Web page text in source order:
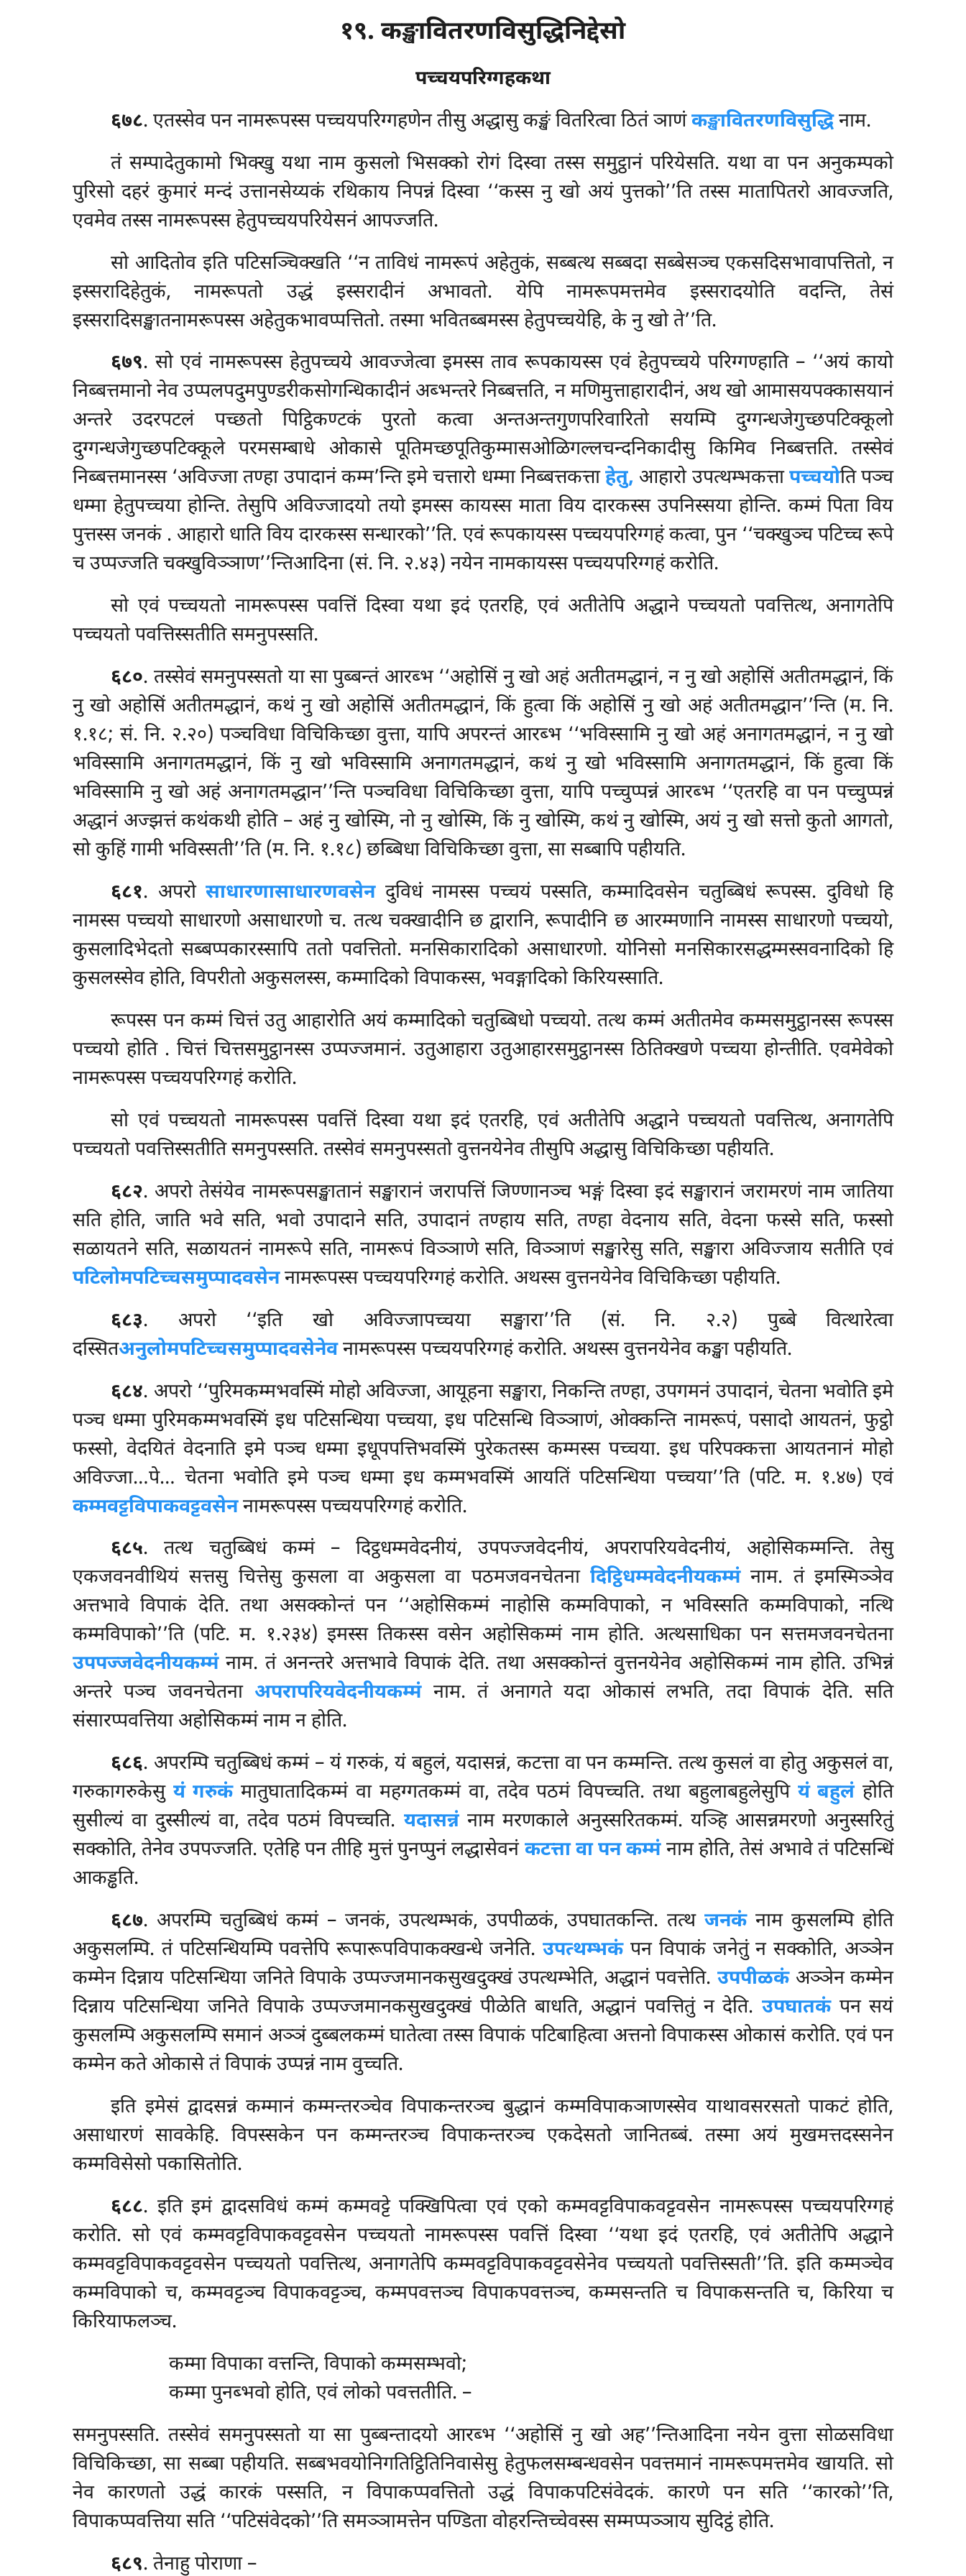
१९. कङ्खावितरणविसुद्धिनिद्देसो
पच्चयपरिग्गहकथा
६७८. एतस्सेवपन नामरूपस्स पच्चयपरिग्गहणेन तीसु अद्धासु कङ्खं वितरित्वा ठितं ञाणंकङ्खावितरणविसुद्धिनाम.
तं सम्पादेतुकामो भिक्खु यथा नाम कुसलो भिसक्को रोगं दिस्वा तस्स समुट्ठानं परियेसति. यथा वा पन अनुकम्पको
पुरिसो दहरं कुमारं मन्दं उत्तानसेय्यकं रथिकाय निपन्नं दिस्वा ‘‘कस्स नु खो अयं पुत्तको’’ति तस्स मातापितरो आवज्जति,
एवमेव तस्स नामरूपस्स हेतुपच्चयपरियेसनं आपज्जति.
सो आदितोव इति पटिसञ्चिक्खति ‘‘न ताविधं नामरूपं अहेतुकं, सब्बत्थ सब्बदा सब्बेसञ्च एकसदिसभावापत्तितो, न
इस्सरादिहेतुकं, नामरूपतो उद्धं इस्सरादीनं अभावतो. येपि नामरूपमत्तमेव इस्सरादयोति वदन्ति, तेसं
इस्सरादिसङ्खातनामरूपस्स अहेतुकभावप्पत्तितो. तस्मा भवितब्बमस्स हेतुपच्चयेहि, के नु खो ते’’ति.
६७९. सो एवं नामरूपस्स हेतुपच्चये आवज्जेत्वा इमस्स ताव रूपकायस्स एवं हेतुपच्चये परिग्गण्हाति – ‘‘अयं कायो
निब्बत्तमानो नेव उप्पलपदुमपुण्डरीकसोगन्धिकादीनं अब्भन्तरे निब्बत्तति, न मणिमुत्ताहारादीनं, अथ खो आमासयपक्कासयानं
अन्तरे उदरपटलं पच्छतो पिट्ठिकण्टकं पुरतो कत्वा अन्तअन्तगुणपरिवारितो सयम्पि दुग्गन्धजेगुच्छपटिक्कूलो
दुग्गन्धजेगुच्छपटिक्कूले परमसम्बाधे ओकासे पूतिमच्छपूतिकुम्मासओळिगल्लचन्दनिकादीसु किमिव निब्बत्तति. तस्सेवं
निब्बत्तमानस्स ‘अविज्जा तण्हा उपादानं कम्म’न्ति इमे चत्तारो धम्मा निब्बत्तकत्ताहेतु, आहारो उपत्थम्भकत्तापच्चयोति पञ्च
धम्मा हेतुपच्चया होन्ति. तेसुपि अविज्जादयो तयो इमस्स कायस्स माता विय दारकस्स उपनिस्सया होन्ति. कम्मं पिता विय
पुत्तस्स जनकं . आहारो धाति विय दारकस्स सन्धारको’’ति. एवं रूपकायस्स पच्चयपरिग्गहं कत्वा, पुन ‘‘चक्खुञ्च पटिच्च रूपे
च उप्पज्जति चक्खुविञ्ञाण’’न्तिआदिना (सं. नि. २.४३) नयेन नामकायस्स पच्चयपरिग्गहं करोति.
सो एवं पच्चयतो नामरूपस्स पवत्तिं दिस्वा यथा इदं एतरहि, एवं अतीतेपि अद्धाने पच्चयतो पवत्तित्थ, अनागतेपि
पच्चयतो पवत्तिस्सतीति समनुपस्सति.
६८०. तस्सेवं समनुपस्सतो या सा पुब्बन्तं आरब्भ ‘‘अहोसिं नु खो अहं अतीतमद्धानं, न नु खो अहोसिं अतीतमद्धानं, किं
नु खो अहोसिं अतीतमद्धानं, कथं नु खो अहोसिं अतीतमद्धानं, किं हुत्वा किं अहोसिं नु खो अहं अतीतमद्धान’’न्ति (म. नि.
१.१८; सं. नि. २.२०) पञ्चविधा विचिकिच्छा वुत्ता, यापि अपरन्तं आरब्भ ‘‘भविस्सामि नु खो अहं अनागतमद्धानं, न नु खो
भविस्सामि अनागतमद्धानं, किं नु खो भविस्सामि अनागतमद्धानं, कथं नु खो भविस्सामि अनागतमद्धानं, किं हुत्वा किं
भविस्सामि नु खो अहं अनागतमद्धान’’न्ति पञ्चविधा विचिकिच्छा वुत्ता, यापि पच्चुप्पन्नं आरब्भ ‘‘एतरहि वा पन पच्चुप्पन्नं
अद्धानं अज्झत्तं कथंकथी होति – अहं नु खोस्मि, नो नु खोस्मि, किं नु खोस्मि, कथं नु खोस्मि, अयं नु खो सत्तो कुतो आगतो,
सो कुहिं गामी भविस्सती’’ति (म. नि. १.१८) छब्बिधा विचिकिच्छा वुत्ता, सा सब्बापि पहीयति.
६८१. अपरोसाधारणासाधारणवसेनदुविधं नामस्स पच्चयं पस्सति, कम्मादिवसेन चतुब्बिधं रूपस्स. दुविधो हि
नामस्स पच्चयो साधारणो असाधारणो च. तत्थ चक्खादीनि छ द्वारानि, रूपादीनि छ आरम्मणानि नामस्स साधारणो पच्चयो,
कुसलादिभेदतो सब्बप्पकारस्सापि ततो पवत्तितो. मनसिकारादिको असाधारणो. योनिसो मनसिकारसद्धम्मस्सवनादिको हि
कुसलस्सेव होति, विपरीतो अकुसलस्स, कम्मादिको विपाकस्स, भवङ्गादिको किरियस्साति.
रूपस्स पन कम्मं चित्तं उतु आहारोति अयं कम्मादिको चतुब्बिधो पच्चयो. तत्थ कम्मं अतीतमेव कम्मसमुट्ठानस्स रूपस्स
पच्चयो होति . चित्तं चित्तसमुट्ठानस्स उप्पज्जमानं. उतुआहारा उतुआहारसमुट्ठानस्स ठितिक्खणे पच्चया होन्तीति. एवमेवेको
नामरूपस्स पच्चयपरिग्गहं करोति.
सो एवं पच्चयतो नामरूपस्स पवत्तिं दिस्वा यथा इदं एतरहि, एवं अतीतेपि अद्धाने पच्चयतो पवत्तित्थ, अनागतेपि
पच्चयतो पवत्तिस्सतीति समनुपस्सति. तस्सेवं समनुपस्सतो वुत्तनयेनेव तीसुपि अद्धासु विचिकिच्छा पहीयति.
६८२. अपरो तेसंयेव नामरूपसङ्खातानं सङ्खारानं जरापत्तिं जिण्णानञ्च भङ्गं दिस्वा इदं सङ्खारानं जरामरणं नाम जातिया
सति होति, जाति भवे सति, भवो उपादाने सति, उपादानं तण्हाय सति, तण्हा वेदनाय सति, वेदना फस्से सति, फस्सो
सळायतने सति, सळायतनं नामरूपे सति, नामरूपं विञ्ञाणे सति, विञ्ञाणं सङ्खारेसु सति, सङ्खारा अविज्जाय सतीति एवं
पटिलोमपटिच्चसमुप्पादवसेननामरूपस्स पच्चयपरिग्गहं करोति. अथस्स वुत्तनयेनेव विचिकिच्छा पहीयति.
६८३. अपरो ‘‘इति खो अविज्जापच्चया सङ्खारा’’ति (सं. नि. २.२) पुब्बे वित्थारेत्वा
दस्सितअनुलोमपटिच्चसमुप्पादवसेनेवनामरूपस्स पच्चयपरिग्गहं करोति. अथस्स वुत्तनयेनेव कङ्खा पहीयति.
६८४. अपरो ‘‘पुरिमकम्मभवस्मिं मोहो अविज्जा, आयूहना सङ्खारा, निकन्ति तण्हा, उपगमनं उपादानं, चेतना भवोति इमे
पञ्च धम्मा पुरिमकम्मभवस्मिं इध पटिसन्धिया पच्चया, इध पटिसन्धि विञ्ञाणं, ओक्कन्ति नामरूपं, पसादो आयतनं, फुट्ठो
फस्सो, वेदयितं वेदनाति इमे पञ्च धम्मा इधूपपत्तिभवस्मिं पुरेकतस्स कम्मस्स पच्चया. इध परिपक्कत्ता आयतनानं मोहो
अविज्जा…पे… चेतना भवोति इमे पञ्च धम्मा इध कम्मभवस्मिं आयतिं पटिसन्धिया पच्चया’’ति (पटि. म. १.४७) एवं
कम्मवट्टविपाकवट्टवसेननामरूपस्स पच्चयपरिग्गहं करोति.
६८५. तत्थ चतुब्बिधं कम्मं – दिट्ठधम्मवेदनीयं, उपपज्जवेदनीयं, अपरापरियवेदनीयं, अहोसिकम्मन्ति. तेसु
एकजवनवीथियं सत्तसु चित्तेसु कुसलावा अकुसला वा पठमजवनचेतनादिट्ठिधम्मवेदनीयकम्मंनाम. तं इमस्मिञ्ञेव
अत्तभावे विपाकं देति. तथा असक्कोन्तं पन ‘‘अहोसिकम्मं नाहोसि कम्मविपाको, न भविस्सति कम्मविपाको, नत्थि
कम्मविपाको’’ति (पटि. म. १.२३४) इमस्स तिकस्स वसेन अहोसिकम्मं नाम होति. अत्थसाधिका पन सत्तमजवनचेतना
उपपज्जवेदनीयकम्मंनाम. तं अनन्तरे अत्तभावे विपाकं देति. तथा असक्कोन्तं वुत्तनयेनेव अहोसिकम्मं नाम होति. उभिन्नं
अन्तरे पञ्च जवनचेतना अपरापरियवेदनीयकम्मंनाम. तं अनागते यदा ओकासं लभति, तदा विपाकं देति. सति
संसारप्पवत्तिया अहोसिकम्मं नाम न होति.
६८६. अपरम्पि चतुब्बिधं कम्मं – यं गरुकं, यं बहुलं, यदासन्नं, कटत्ता वा पन कम्मन्ति. तत्थ कुसलं वा होतु अकुसलं वा,
गरुकागरुकेसु यं गरुकंमातुघातादिकम्मं वा महग्गतकम्मं वा, तदेव पठमं विपच्चति. तथा बहुलाबहुलेसुपि यं बहुलंहोति
सुसील्यं वा दुस्सील्यं वा, तदेव पठमं विपच्चति. यदासन्नंनाम मरणकाले अनुस्सरितकम्मं. यञ्हि आसन्नमरणो अनुस्सरितुं
सक्कोति, तेनेव उपपज्जति. एतेहि पन तीहि मुत्तं पुनप्पुनं लद्धासेवनं कटत्ता वा पन कम्मंनाम होति, तेसं अभावे तं पटिसन्धिं
आकड्ढति.
६८७. अपरम्पि चतुब्बिधं कम्मं – जनकं, उपत्थम्भकं, उपपीळकं, उपघातकन्ति. तत्थजनकंनाम कुसलम्पि होति
अकुसलम्पि. तं पटिसन्धियम्पि पवत्तेपि रूपारूपविपाकक्खन्धे जनेति. उपत्थम्भकंपन विपाकं जनेतुं न सक्कोति, अञ्ञेन
कम्मेन दिन्नाय पटिसन्धिया जनिते विपाके उप्पज्जमानकसुखदुक्खं उपत्थम्भेति, अद्धानं पवत्तेति.उपपीळकंअञ्ञेन कम्मेन
दिन्नाय पटिसन्धिया जनिते विपाके उप्पज्जमानकसुखदुक्खं पीळेति बाधति, अद्धानं पवत्तितुं न देति. उपघातकंपन सयं
कुसलम्पि अकुसलम्पि समानं अञ्ञं दुब्बलकम्मं घातेत्वा तस्स विपाकं पटिबाहित्वा अत्तनो विपाकस्स ओकासं करोति. एवं पन
कम्मेन कते ओकासे तं विपाकं उप्पन्नं नाम वुच्चति.
इति इमेसं द्वादसन्नं कम्मानं कम्मन्तरञ्चेव विपाकन्तरञ्च बुद्धानं कम्मविपाकञाणस्सेव याथावसरसतो पाकटं होति,
असाधारणं सावकेहि. विपस्सकेन पन कम्मन्तरञ्च विपाकन्तरञ्च एकदेसतो जानितब्बं. तस्मा अयं मुखमत्तदस्सनेन
कम्मविसेसो पकासितोति.
६८८. इति इमं द्वादसविधं कम्मं कम्मवट्टे पक्खिपित्वा एवं एको कम्मवट्टविपाकवट्टवसेन नामरूपस्स पच्चयपरिग्गहं
करोति. सो एवं कम्मवट्टविपाकवट्टवसेन पच्चयतो नामरूपस्स पवत्तिं दिस्वा ‘‘यथा इदं एतरहि, एवं अतीतेपि अद्धाने
कम्मवट्टविपाकवट्टवसेन पच्चयतो पवत्तित्थ, अनागतेपि कम्मवट्टविपाकवट्टवसेनेव पच्चयतो पवत्तिस्सती’’ति. इति कम्मञ्चेव
कम्मविपाको च, कम्मवट्टञ्च विपाकवट्टञ्च, कम्मपवत्तञ्च विपाकपवत्तञ्च, कम्मसन्तति च विपाकसन्तति च, किरिया च
किरियाफलञ्च.
कम्मा विपाका वत्तन्ति, विपाको कम्मसम्भवो;
कम्मा पुनब्भवो होति, एवं लोको पवत्ततीति. –
समनुपस्सति. तस्सेवं समनुपस्सतो या सा पुब्बन्तादयो आरब्भ ‘‘अहोसिं नु खो अह’’न्तिआदिना नयेन वुत्ता सोळसविधा
विचिकिच्छा, सा सब्बा पहीयति. सब्बभवयोनिगतिट्ठितिनिवासेसु हेतुफलसम्बन्धवसेन पवत्तमानं नामरूपमत्तमेव खायति. सो
नेव कारणतो उद्धं कारकं पस्सति, न विपाकप्पवत्तितो उद्धं विपाकपटिसंवेदकं. कारणे पन सति ‘‘कारको’’ति,
विपाकप्पवत्तिया सति ‘‘पटिसंवेदको’’ति समञ्ञामत्तेन पण्डिता वोहरन्तिच्चेवस्स सम्मप्पञ्ञाय सुदिट्ठं होति.
६८९. तेनाहु पोराणा –